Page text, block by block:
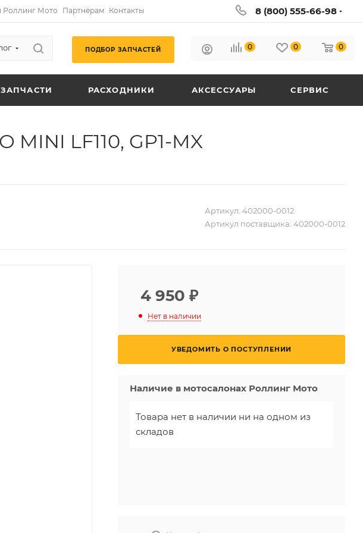
Роллинг Мото Партнёрам Контакты 8 (800) 555-66-98
ПОДБОР ЗАПЧАСТЕЙ 0 0 0
ЗАПЧАСТИ РАСХОДНИКИ АКСЕССУАРЫ СЕРВИС
MINI LF110, GP1-MX
Артикул: 402000-0012
Артикул поставщика: 402000-0012
4 950 ₽
Нет в наличии
УВЕДОМИТЬ О ПОСТУПЛЕНИИ
Наличие в мотосалонах Роллинг Мото
Товара нет в наличии ни на одном из
складов